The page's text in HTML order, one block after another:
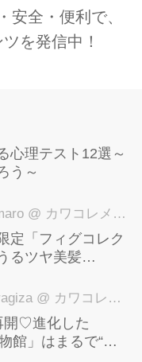
安全・便利で、
を発信中！
心理テスト12選～
う～
@ カワコレメディア編集部
定「フィグコレク
るツヤ美髪
@ カワコレメディア編集部
開♡進化した
館」はまるで“コ